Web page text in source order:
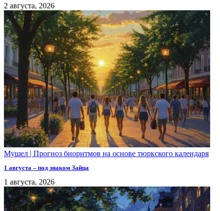
2 августа, 2026
Мушел | Прогноз биоритмов на основе тюркского календаря
1 августа – под знаком Зайца
1 августа, 2026